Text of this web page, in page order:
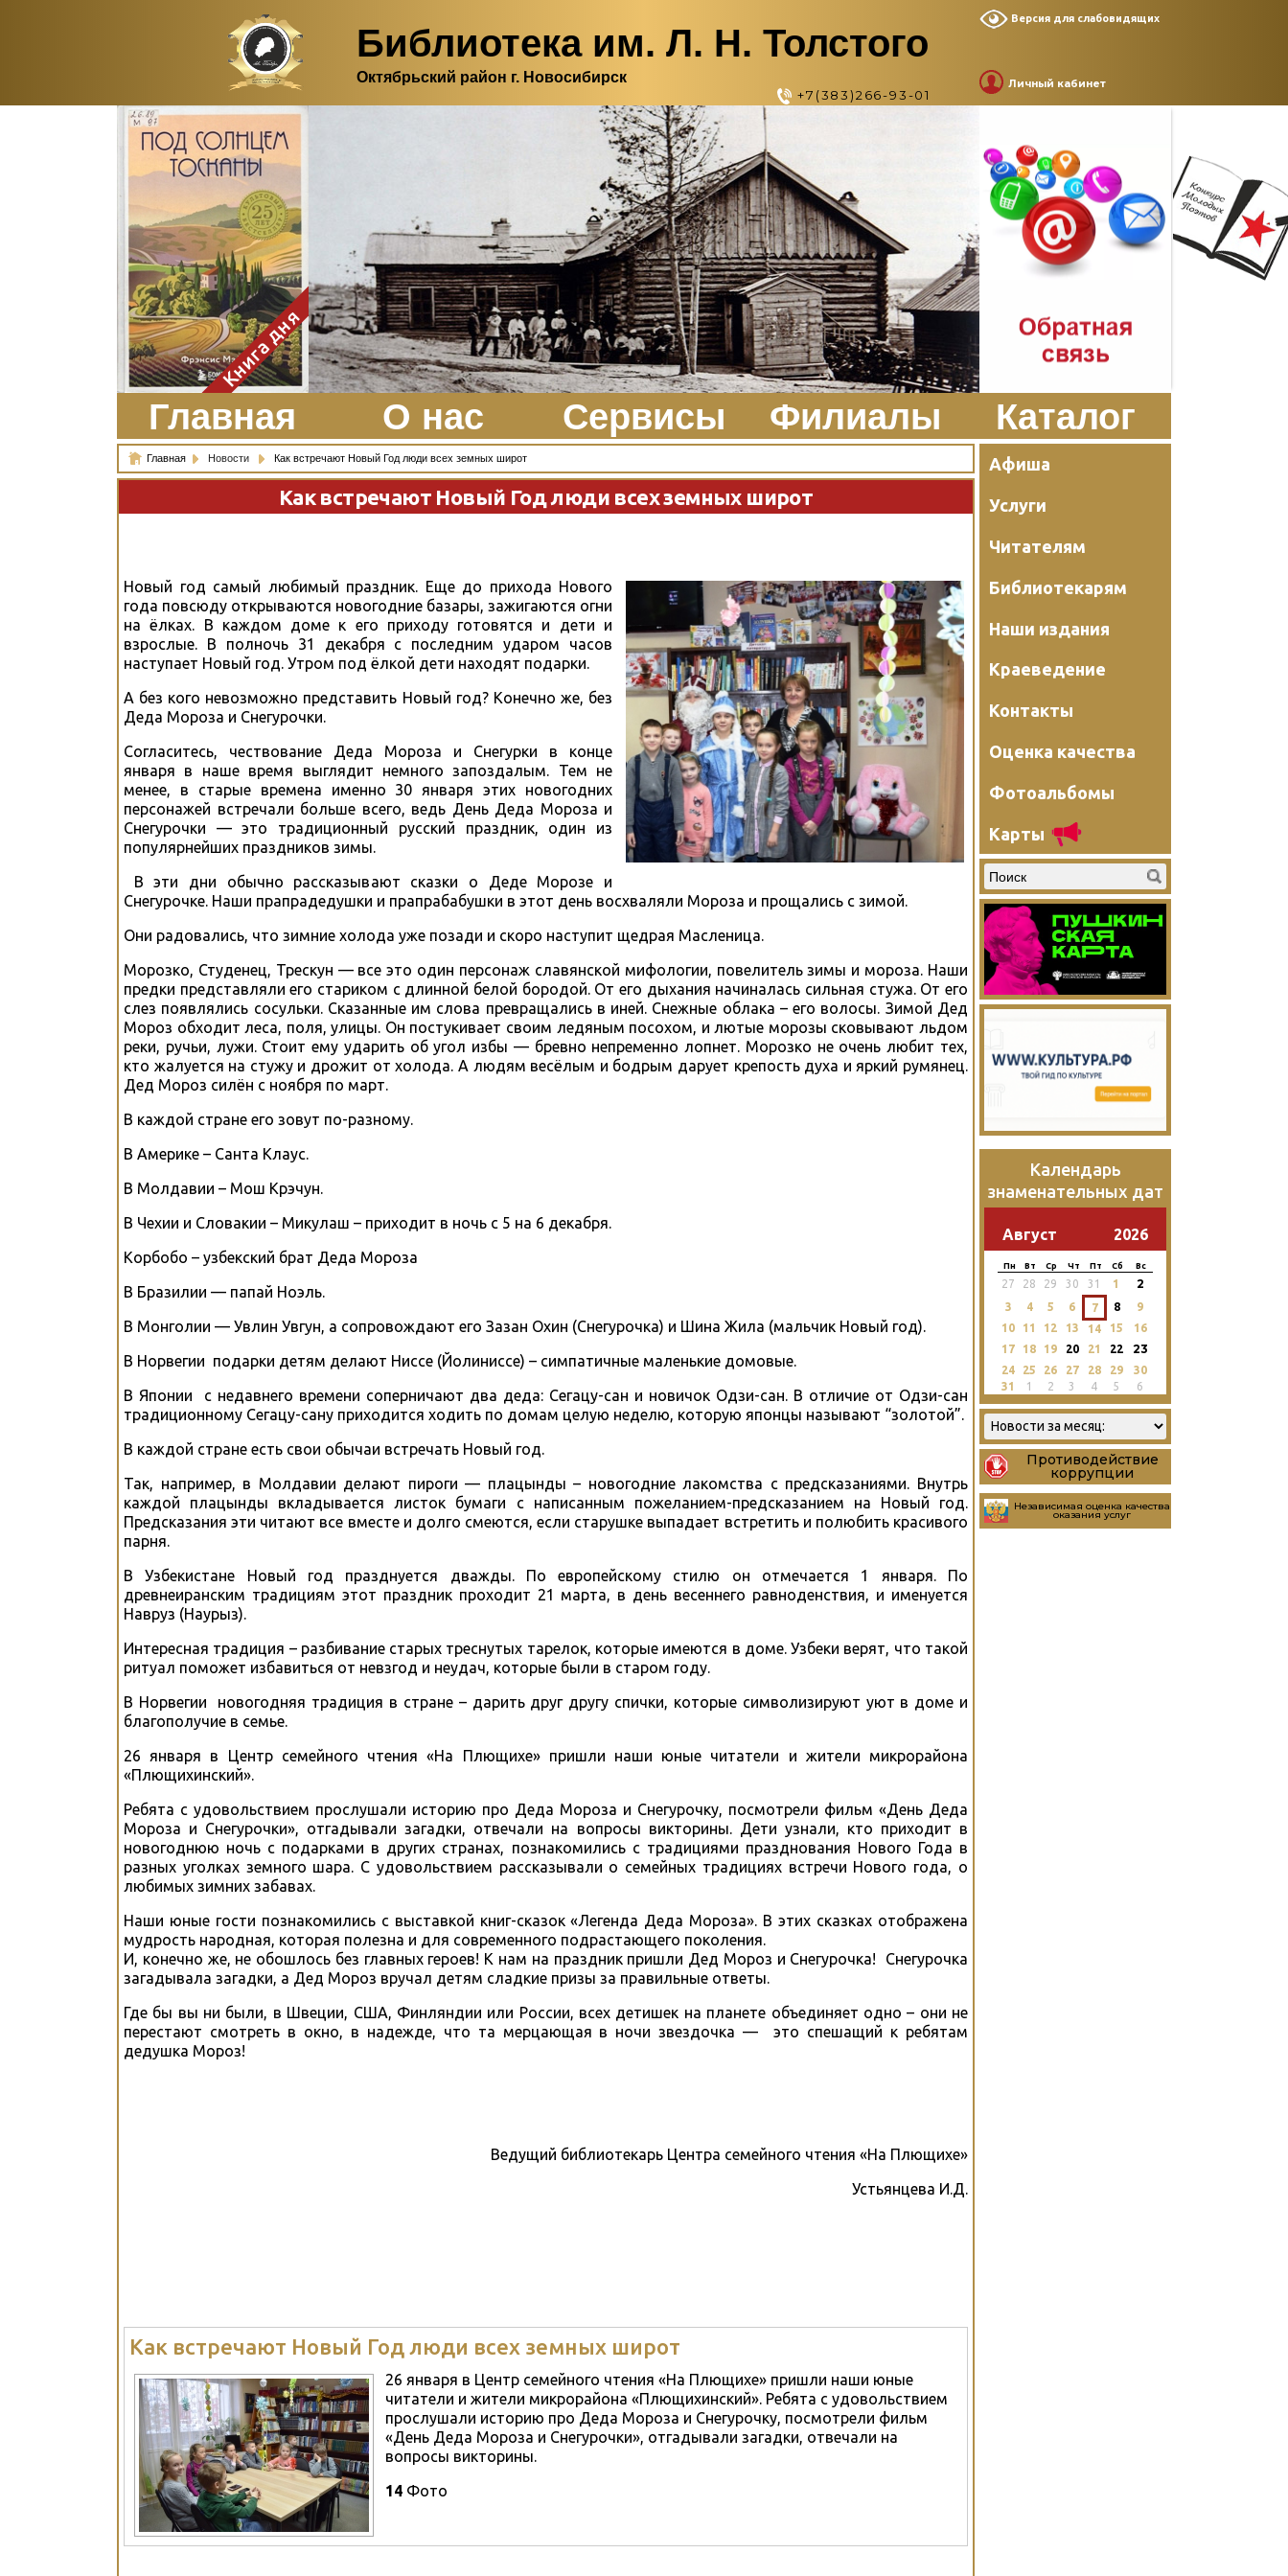
Библиотека им. Л. Н. Толстого
Октябрьский район г. Новосибирск
+7(383)266-93-01
Версия для слабовидящих
Личный кабинет
Здесь, в своем
итальянском доме, я вновь
испытала первичную
радость единения с
природой. Дом открыт
для бабочек, стрекоз, пчёл
или всех, кто пожелает
влететь в одно окно и
вылететь из другого. Едим
мы почти всегда во
дворе. Во мне настолько
возродился здравый
смысл моей матери -
умение наслаждаться
настоящим и не спешить, -
что даже нашлось время
отполировать до блеска
оконное стекло.
ЗаказатьКнига дня
Главная О нас Сервисы Филиалы Каталог
Главная Новости Как встречают Новый Год люди всех земных широт
Как встречают Новый Год люди всех земных широт
Новый год самый любимый праздник. Еще до прихода Нового
года повсюду открываются новогодние базары, зажигаются огни
на ёлках. В каждом доме к его приходу готовятся и дети и
взрослые. В полночь 31 декабря с последним ударом часов
наступает Новый год. Утром под ёлкой дети находят подарки.
А без кого невозможно представить Новый год? Конечно же, без
Деда Мороза и Снегурочки.
Согласитесь, чествование Деда Мороза и Снегурки в конце
января в наше время выглядит немного запоздалым. Тем не
менее, в старые времена именно 30 января этих новогодних
персонажей встречали больше всего, ведь День Деда Мороза и
Снегурочки — это традиционный русский праздник, один из
популярнейших праздников зимы.
В эти дни обычно рассказывают сказки о Деде Морозе и
Снегурочке. Наши прапрадедушки и прапрабабушки в этот день восхваляли Мороза и прощались с зимой.
Они радовались, что зимние холода уже позади и скоро наступит щедрая Масленица.
Морозко, Студенец, Трескун — все это один персонаж славянской мифологии, повелитель зимы и мороза. Наши
предки представляли его стариком с длинной белой бородой. От его дыхания начиналась сильная стужа. От его
слез появлялись сосульки. Сказанные им слова превращались в иней. Снежные облака – его волосы. Зимой Дед
Мороз обходит леса, поля, улицы. Он постукивает своим ледяным посохом, и лютые морозы сковывают льдом
реки, ручьи, лужи. Стоит ему ударить об угол избы — бревно непременно лопнет. Морозко не очень любит тех,
кто жалуется на стужу и дрожит от холода. А людям весёлым и бодрым дарует крепость духа и яркий румянец.
Дед Мороз силён с ноября по март.
В каждой стране его зовут по-разному.
В Америке – Санта Клаус.
В Молдавии – Мош Крэчун.
В Чехии и Словакии – Микулаш – приходит в ночь с 5 на 6 декабря.
Корбобо – узбекский брат Деда Мороза
В Бразилии — папай Ноэль.
В Монголии — Увлин Увгун, а сопровождают его Зазан Охин (Снегурочка) и Шина Жила (мальчик Новый год).
В Норвегии подарки детям делают Ниссе (Йолиниссе) – симпатичные маленькие домовые.
В Японии с недавнего времени соперничают два деда: Сегацу-сан и новичок Одзи-сан. В отличие от Одзи-сан
традиционному Сегацу-сану приходится ходить по домам целую неделю, которую японцы называют “золотой”.
В каждой стране есть свои обычаи встречать Новый год.
Так, например, в Молдавии делают пироги — плацынды – новогодние лакомства с предсказаниями. Внутрь
каждой плацынды вкладывается листок бумаги с написанным пожеланием-предсказанием на Новый год.
Предсказания эти читают все вместе и долго смеются, если старушке выпадает встретить и полюбить красивого
парня.
В Узбекистане Новый год празднуется дважды. По европейскому стилю он отмечается 1 января. По
древнеиранским традициям этот праздник проходит 21 марта, в день весеннего равноденствия, и именуется
Навруз (Наурыз).
Интересная традиция – разбивание старых треснутых тарелок, которые имеются в доме. Узбеки верят, что такой
ритуал поможет избавиться от невзгод и неудач, которые были в старом году.
В Норвегии новогодняя традиция в стране – дарить друг другу спички, которые символизируют уют в доме и
благополучие в семье.
26 января в Центр семейного чтения «На Плющихе» пришли наши юные читатели и жители микрорайона
«Плющихинский».
Ребята с удовольствием прослушали историю про Деда Мороза и Снегурочку, посмотрели фильм «День Деда
Мороза и Снегурочки», отгадывали загадки, отвечали на вопросы викторины. Дети узнали, кто приходит в
новогоднюю ночь с подарками в других странах, познакомились с традициями празднования Нового Года в
разных уголках земного шара. С удовольствием рассказывали о семейных традициях встречи Нового года, о
любимых зимних забавах.
Наши юные гости познакомились с выставкой книг-сказок «Легенда Деда Мороза». В этих сказках отображена
мудрость народная, которая полезна и для современного подрастающего поколения.
И, конечно же, не обошлось без главных героев! К нам на праздник пришли Дед Мороз и Снегурочка! Снегурочка
загадывала загадки, а Дед Мороз вручал детям сладкие призы за правильные ответы.
Где бы вы ни были, в Швеции, США, Финляндии или России, всех детишек на планете объединяет одно – они не
перестают смотреть в окно, в надежде, что та мерцающая в ночи звездочка — это спешащий к ребятам
дедушка Мороз!
Ведущий библиотекарь Центра семейного чтения «На Плющихе»
Устьянцева И.Д.
Как встречают Новый Год люди всех земных широт
26 января в Центр семейного чтения «На Плющихе» пришли наши юные
читатели и жители микрорайона «Плющихинский». Ребята с удовольствием
прослушали историю про Деда Мороза и Снегурочку, посмотрели фильм
«День Деда Мороза и Снегурочки», отгадывали загадки, отвечали на
вопросы викторины.
14 Фото
Афиша
Услуги
Читателям
Библиотекарям
Наши издания
Краеведение
Контакты
Оценка качества
Фотоальбомы
Карты
Календарь
знаменательных дат
Август 2026
Пн Вт Ср Чт Пт Сб Вс
27 28 29 30 31 1 2
3 4 5 6 7 8
9
10
11 12 13 14 15
16
17
18 19 20 21 22 23
24 25 26 27 28 29
30
31
1 2 3 4 5 6
Противодействие
коррупции
Независимая оценка качества
оказания услуг